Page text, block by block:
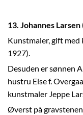
13. Johannes
Kunstmaler, gift
1927).
Desuden er sønnen
hustru Else f.
kunstmaler Jeppe
Øverst på